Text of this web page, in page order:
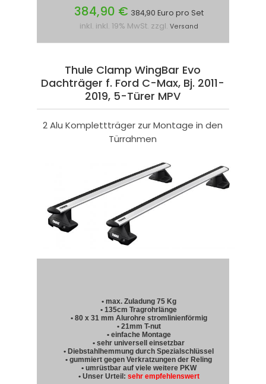
384,90 € 384,90 Euro pro Set
inkl. inkl. 19% MwSt. zzgl. Versand
Thule Clamp WingBar Evo
Dachträger f. Ford C-Max, Bj. 2011-
2019, 5-Türer MPV
2 Alu Komplettträger zur Montage in den
Türrahmen
• max. Zuladung 75 Kg
• 135cm Tragrohrlänge
• 80 x 31 mm Alurohre stromlinienförmig
• 21mm T-nut
• einfache Montage
• sehr universell einsetzbar
• Diebstahlhemmung durch Spezialschlüssel
• gummiert gegen Verkratzungen der Reling
• umrüstbar auf viele weitere PKW
• Unser Urteil: sehr empfehlenswert